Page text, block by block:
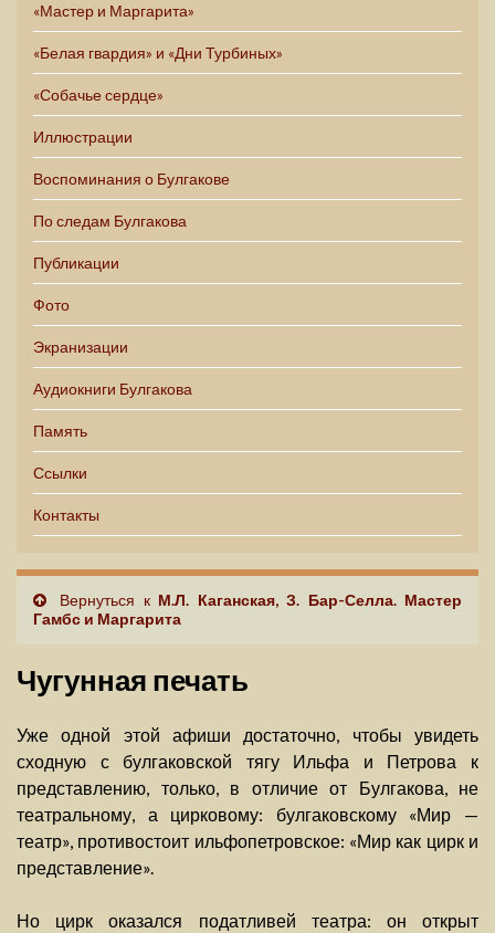
«Мастер и Маргарита»
«Белая гвардия» и «Дни Турбиных»
«Собачье сердце»
Иллюстрации
Воспоминания о Булгакове
По следам Булгакова
Публикации
Фото
Экранизации
Аудиокниги Булгакова
Память
Ссылки
Контакты
Вернуться к М.Л. Каганская, З. Бар-Селла. Мастер
Гамбс и Маргарита
Чугунная печать
Уже одной этой афиши достаточно, чтобы увидеть
сходную с булгаковской тягу Ильфа и Петрова к
представлению, только, в отличие от Булгакова, не
театральному, а цирковому: булгаковскому «Мир —
театр», противостоит ильфопетровское: «Мир как цирк и
представление».
Но цирк оказался податливей театра: он открыт